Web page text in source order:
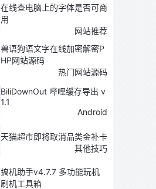
在线查电脑上的字体是否可商
用
网站推荐
兽语狗语文字在线加密解密P
HP网站源码
热门网站源码
BiliDownOut 哔哩缓存导出 v
1.1
Android
天猫超市即将取消品类金补卡
其他技巧
搞机助手v4.7.7 多功能玩机
刷机工具箱